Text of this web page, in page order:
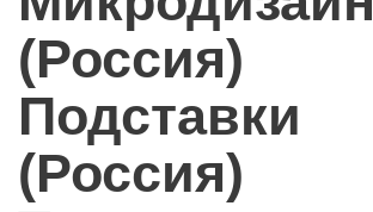
(Россия)
Подставки
(Россия)